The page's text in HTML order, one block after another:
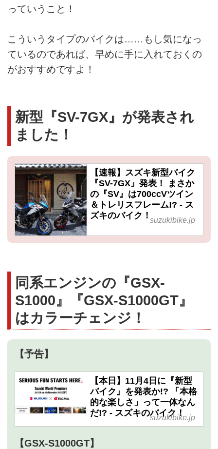
っていうこと！
こういうタイプのバイクは……もし気になっ
ているのであれば、早めに手に入れておくの
がおすすめですよ！
新型『SV-7GX』が発表され
ました！
【速報】スズキ新型バイク
『SV-7GX』発表！ まさか
の『SV』は700ccVツイン
＆トレリスフレーム!? - ス
ズキのバイク！ suzukibike.jp
同系エンジンの『GSX-
S1000』『GSX-S1000GT』
はカラーチェンジ！
【予告】
【本日】11月4日に『新型
バイク』を発表か!? 「本格
的な楽しさ」って一体なん
だ!? - スズキのバイク！
suzukibike.jp
【GSX-S1000GT】